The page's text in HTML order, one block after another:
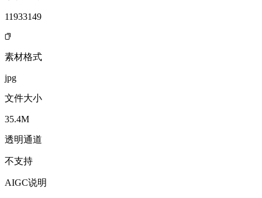
11933149
素材格式
jpg
文件大小
35.4M
透明通道
不支持
AIGC说明